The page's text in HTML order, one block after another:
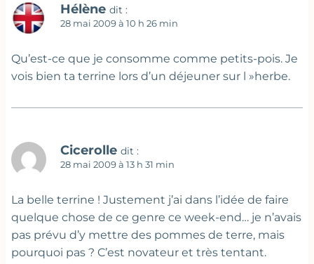
Hélène dit :
28 mai 2009 à 10 h 26 min
Qu’est-ce que je consomme comme petits-pois. Je
vois bien ta terrine lors d’un déjeuner sur l »herbe.
Cicerolle dit :
28 mai 2009 à 13 h 31 min
La belle terrine ! Justement j’ai dans l’idée de faire
quelque chose de ce genre ce week-end… je n’avais
pas prévu d’y mettre des pommes de terre, mais
pourquoi pas ? C’est novateur et très tentant.